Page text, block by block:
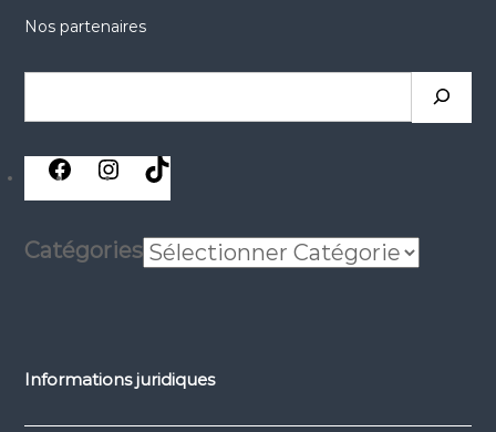
Nos partenaires
réseaux réseaux
sociaux
réseaux
Catégories
Informations juridiques